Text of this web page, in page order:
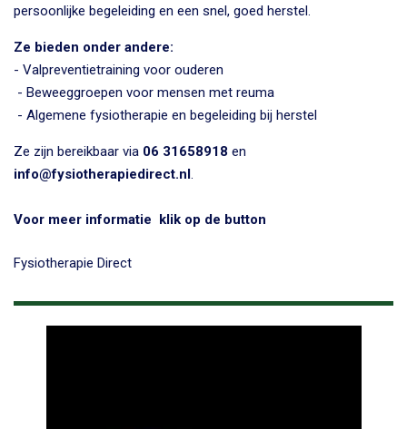
persoonlijke begeleiding en een snel, goed herstel.
Ze bieden onder andere:
- Valpreventietraining voor ouderen
- Beweeggroepen voor mensen met reuma
- Algemene fysiotherapie en begeleiding bij herstel
Ze zijn bereikbaar via 06 31658918 en
info@fysiotherapiedirect.nl.
Voor meer informatie klik op de button
Fysiotherapie Direct